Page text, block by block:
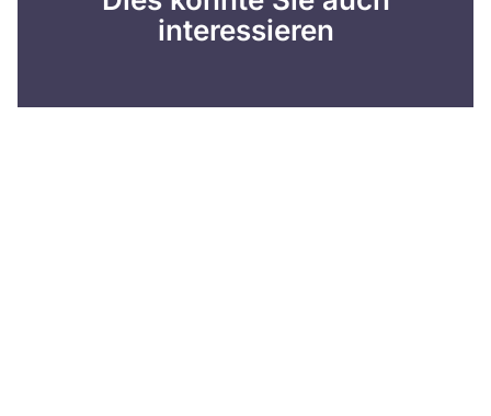
interessieren